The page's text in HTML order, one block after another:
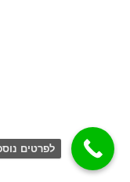
לפרטים